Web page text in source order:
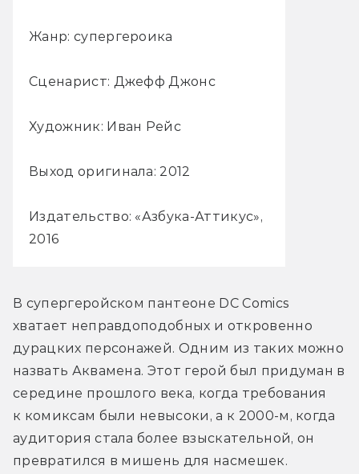
Жанр: супергероика
Сценарист: Джефф Джонс
Художник: Иван Рейс
Выход оригинала: 2012
Издательство: «Азбука-Аттикус»,
2016
В супергеройском пантеоне DC Comics
хватает неправдоподобных и откровенно
дурацких персонажей. Одним из таких можно
назвать Аквамена. Этот герой был придуман в
середине прошлого века, когда требования
к комиксам были невысоки, а к 2000-м, когда
аудитория стала более взыскательной, он
превратился в мишень для насмешек.